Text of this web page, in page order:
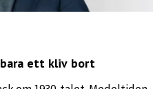
ett kliv bort